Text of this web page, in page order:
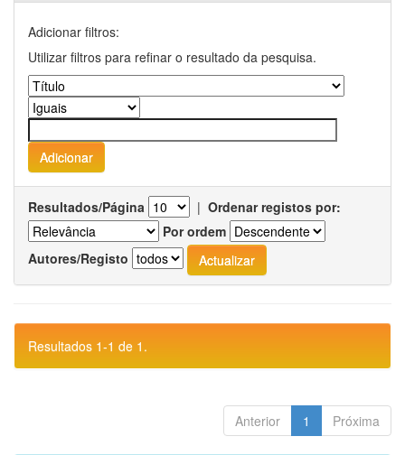
Adicionar filtros:
Utilizar filtros para refinar o resultado da pesquisa.
Resultados/Página | Ordenar registos por:
Por ordem
Autores/Registo
Resultados 1-1 de 1.
Anterior 1 Próxima